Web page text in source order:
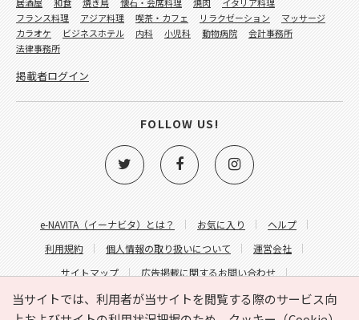
当サイトでは、利用者が当サイトを閲覧する際のサービス向
e-NAVITA（イーナビタ）とは？ お気に入り
ヘルプ
利用規約
個人情報の取り扱いについて
運営会社
サイトマップ
広告掲載に関するお問い合わせ
サイトの内容に関するお問い合わせ
フランス料理
アジア料理 喫茶・カフェ リラクゼーション
マッサージ
カラオケ
ビジネスホテル 内科 小児科 動物病院
会計事務所
法律事務所
掲載者ログイン
FOLLOW US!